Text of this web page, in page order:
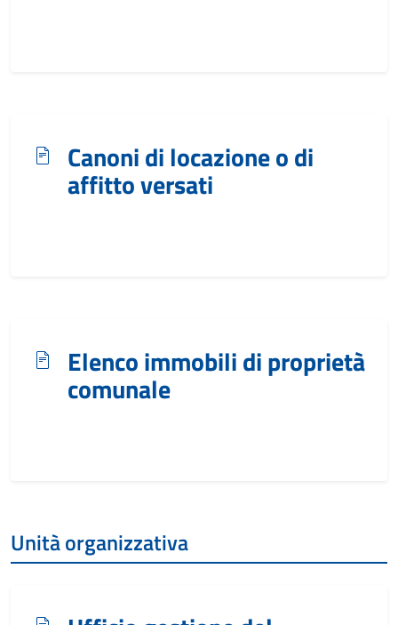
Canoni di locazione o di
affitto versati
Elenco immobili di proprietà
comunale
Unità organizzativa